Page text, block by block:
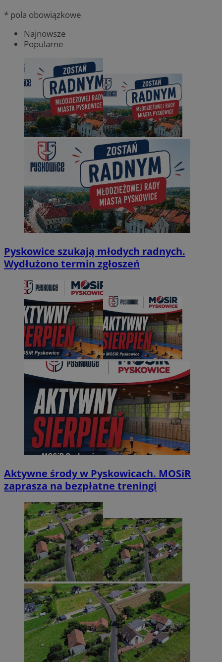
* pola obowiązkowe
Najnowsze
Popularne
Pyskowice szukają młodych radnych.
Wydłużono termin zgłoszeń
Aktywne środy w Pyskowicach. MOSiR
zaprasza na bezpłatne treningi